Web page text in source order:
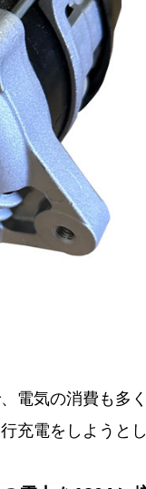
電気の消費も多く
充電をしようと